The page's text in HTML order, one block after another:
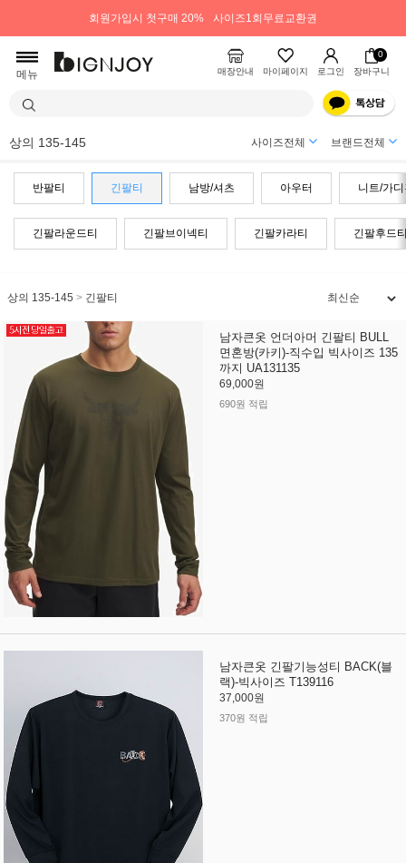
회원가입시 첫구매 20% 사이즈1회무료교환권
메뉴 매장안내 마이페이지 로그인
0
장바구니
상의 135-145 사이즈전체 브랜드전체
반팔티 긴팔티 남방/셔츠 아우터 니트/가
긴팔라운드티 긴팔브이넥티 긴팔카라티 긴팔후드
상의 135-145 > 긴팔티
남자큰옷 언더아머 긴팔티 BULL
면혼방(카키)-직수입 빅사이즈 135
까지 UA131135
69,000원
690원 적립
남자큰옷 긴팔기능성티 BACK(블
랙)-빅사이즈 T139116
37,000원
370원 적립